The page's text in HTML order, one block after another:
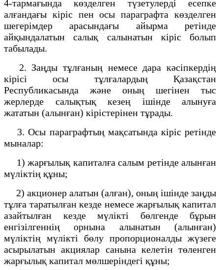
4-тармағында көзделген түзетулерді есепке
алғандағы кіріс пен осы параграфта көзделген
шегерімдер арасындағы айырма ретінде
айқындалатын салық салынатын кіріс болып
табылады.
2. Заңды тұлғаның немесе дара кәсіпкердің
кірісі осы тұлғалардың Қазақстан
Республикасында және оның шегінен тыс
жерлерде салықтық кезең ішінде алынуға
жататын (алынған) кірістерінен тұрады.
3. Осы параграфтың мақсатында кіріс ретінде
мыналар:
1) жарғылық капиталға салым ретінде алынған
мүліктің құны;
2) акционер алатын (алған), оның ішінде заңды
тұлға таратылған кезде немесе жарғылық капитал
азайтылған кезде мүлікті бөлгенде бұрын
енгізілгеннің орнына алынатын (алынған)
мүліктің мүлікті бөлу пропорционалды жүзеге
асырылатын акциялар санына келетін төленген
жарғылық капитал мөлшеріндегі құны;